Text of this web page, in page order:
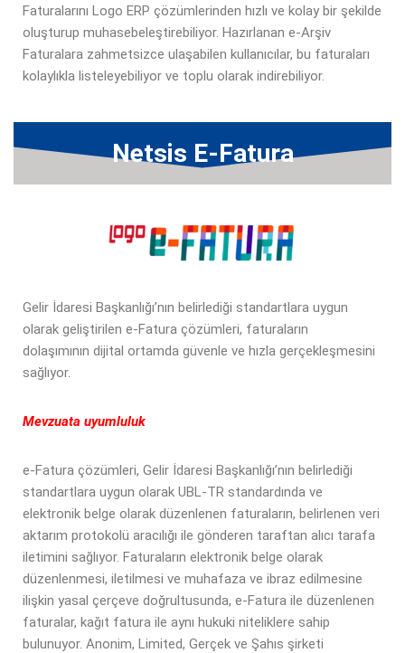
Faturalarını Logo ERP çözümlerinden hızlı ve kolay bir şekilde
oluşturup muhasebeleştirebiliyor. Hazırlanan e-Arşiv
Faturalara zahmetsizce ulaşabilen kullanıcılar, bu faturaları
kolaylıkla listeleyebiliyor ve toplu olarak indirebiliyor.
Netsis E-Fatura
Gelir İdaresi Başkanlığı’nın belirlediği standartlara uygun
olarak geliştirilen e-Fatura çözümleri, faturaların
dolaşımının dijital ortamda güvenle ve hızla gerçekleşmesini
sağlıyor.
Mevzuata uyumluluk
e-Fatura çözümleri, Gelir İdaresi Başkanlığı’nın belirlediği
standartlara uygun olarak UBL-TR standardında ve
elektronik belge olarak düzenlenen faturaların, belirlenen veri
aktarım protokolü aracılığı ile gönderen taraftan alıcı tarafa
iletimini sağlıyor. Faturaların elektronik belge olarak
düzenlenmesi, iletilmesi ve muhafaza ve ibraz edilmesine
ilişkin yasal çerçeve doğrultusunda, e-Fatura ile düzenlenen
faturalar, kağıt fatura ile aynı hukuki niteliklere sahip
bulunuyor. Anonim, Limited, Gerçek ve Şahıs şirketi